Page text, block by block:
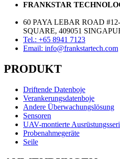
FRANKSTAR
60 PAYA LEBAR ROAD
SQUARE, 409051
Tel.: +65 8941 7123
Email: info@frankstartech.com
PRODUKT
Driftende Datenboje
Verankerungsdatenboje
Andere Überwachungslösung
Sensoren
UAV-montierte
Probenahmegeräte
Seile